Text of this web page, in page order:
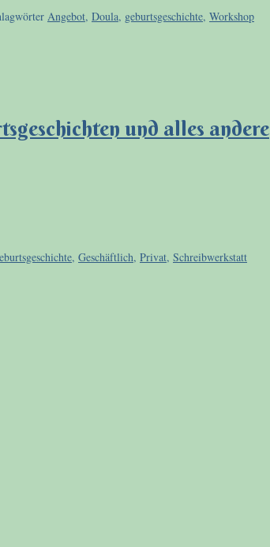
Angebot, Doula, geburtsgeschichte, Workshop
und alles andere
, Geschäftlich, Privat, Schreibwerkstatt